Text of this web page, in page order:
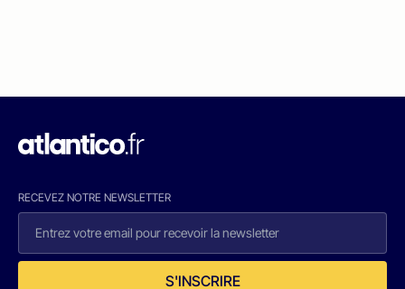
RECEVEZ NOTRE NEWSLETTER
S'INSCRIRE